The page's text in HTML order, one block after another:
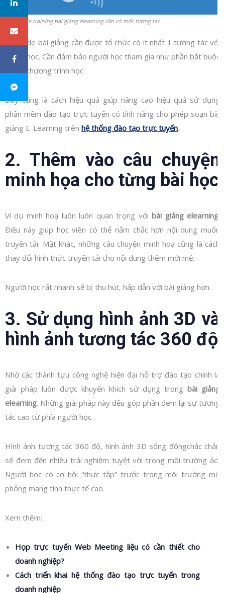
Mỗi slide training bài giảng elearning cần có một tương tác
Mỗi slide bài giảng cần được tổ chức có ít nhất 1 tương tác với
người học. Cần đảm bảo người học tham gia như phần bắt buộc
trong chương trình học.
Đây cũng là cách hiệu quả giúp nâng cao hiệu quả sử dụng
phần mềm đào tạo trực tuyến có tính năng cho phép soạn bài
giảng E-Learning trên hệ thống đào tạo trực tuyến.
2. Thêm vào câu chuyện
minh họa cho từng bài học
Ví dụ minh hoạ luôn luôn quan trọng vớibài giảng elearning
Điều này giúp học viên có thể nắm chắc hơn nội dung muốn
truyền tải. Mặt khác, những câu chuyện minh hoạ cũng là cách
thay đổi hình thức truyền tải cho nội dung thêm mới mẻ.
Người học rất nhanh sẽ bị thu hút, hấp dẫn với bài giảng hơn.
3. Sử dụng hình ảnh 3D và
hình ảnh tương tác 360 độ
Nhờ các thành tựu công nghệ hiện đại hỗ trợ đào tạo chính là
giải pháp luôn được khuyến khích sử dụng trong bài giảng
elearning. Những giải pháp này đều góp phần đem lại sự tương
tác cao từ phía người học.
Hình ảnh tương tác 360 độ, hình ảnh 3D sống độngchắc chắn
sẽ đem đến nhiều trải nghiệm tuyệt vời trong môi trường ảo.
Người học có cơ hội “thực tập” trước trong môi trường mô
phỏng mang tính thực tế cao.
Xem thêm:
Họp trực tuyến Web Meeting liệu có cần thiết cho
doanh nghiệp?
Cách triển khai hệ thống đào tạo trực tuyến trong
doanh nghiệp